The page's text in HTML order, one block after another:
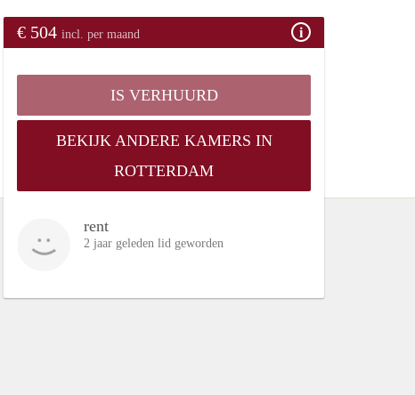
€ 504 incl. per maand
IS VERHUURD
BEKIJK ANDERE KAMERS IN
ROTTERDAM
rent
2 jaar geleden lid geworden